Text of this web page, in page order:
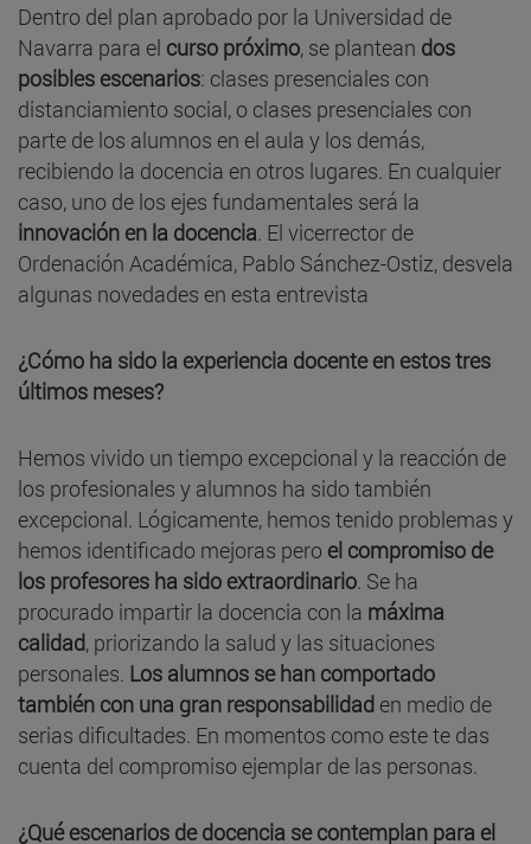
Dentro del plan aprobado por la Universidad de
Navarra para el curso próximo, se plantean dos
posibles escenarios: clases presenciales con
distanciamiento social, o clases presenciales con
parte de los alumnos en el aula y los demás,
recibiendo la docencia en otros lugares. En cualquier
caso, uno de los ejes fundamentales será la
innovación en la docencia. El vicerrector de
Ordenación Académica, Pablo Sánchez-Ostiz, desvela
algunas novedades en esta entrevista
¿Cómo ha sido la experiencia docente en estos tres
últimos meses?
Hemos vivido un tiempo excepcional y la reacción de
los profesionales y alumnos ha sido también
excepcional. Lógicamente, hemos tenido problemas y
hemos identificado mejoras pero el compromiso de
los profesores ha sido extraordinario. Se ha
procurado impartir la docencia con la máxima
calidad, priorizando la salud y las situaciones
personales. Los alumnos se han comportado
también con una gran responsabilidad en medio de
serias dificultades. En momentos como este te das
cuenta del compromiso ejemplar de las personas.
¿Qué escenarios de docencia se contemplan para el